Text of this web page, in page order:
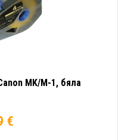
MK/M-1, бяла
€